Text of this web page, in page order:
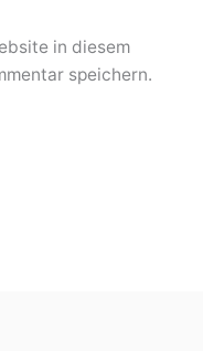
in diesem
speichern.